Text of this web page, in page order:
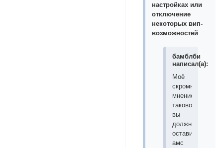
настройках или
отключение
некоторых вип-
возможностей
бамблби
написал(а):
Моё
скромное
мнение
таково:
вы
должны
оставить
амс